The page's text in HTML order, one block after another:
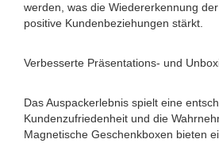
werden, was die Wiedererkennung
positive Kundenbeziehungen stärkt.
Verbesserte Präsentations- und
Das Auspackerlebnis spielt eine
Kundenzufriedenheit und die
Magnetische Geschenkboxen bieten